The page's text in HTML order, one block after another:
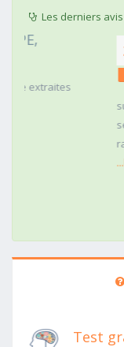
Les derniers
Avis
Un
suffisamment
ses
Test